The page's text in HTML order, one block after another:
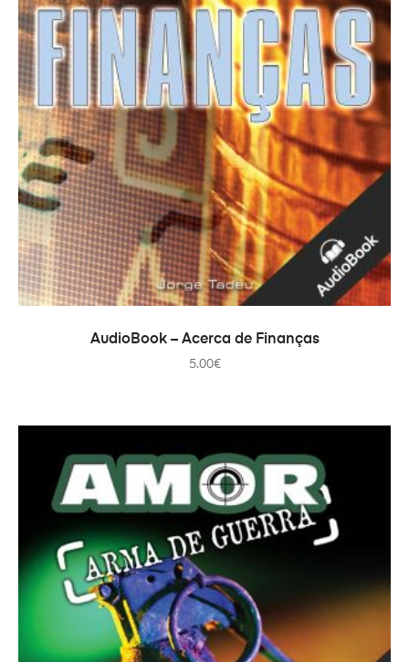
PRIDAŤ DO KOŠÍKA
AudioBook – Acerca de Finanças
5.00€